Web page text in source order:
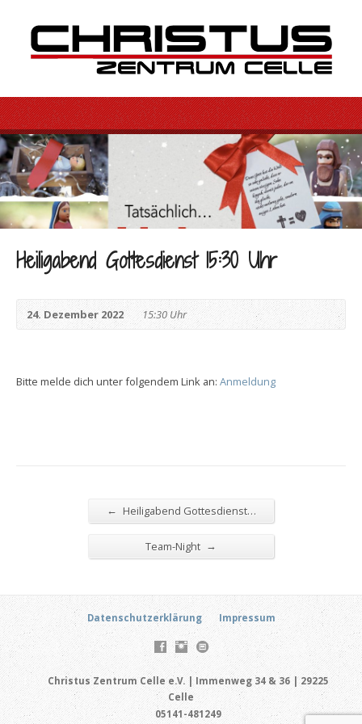
Heiligabend Gottesdienst 15:30 Uhr
24. Dezember 2022 15:30 Uhr
Bitte melde dich unter folgendem Link an: Anmeldung
← Heiligabend Gottesdienst…
Team-Night →
Datenschutzerklärung Impressum
Christus Zentrum Celle e.V. | Immenweg 34 & 36 | 29225
Celle
05141-481249